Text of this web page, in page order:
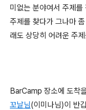
미없는 분야여서 주제
주제를 찾다가 그나마
래도 상당히 어려운 주
BarCamp 장소에 도착
꼬날님(이미나님)이 반